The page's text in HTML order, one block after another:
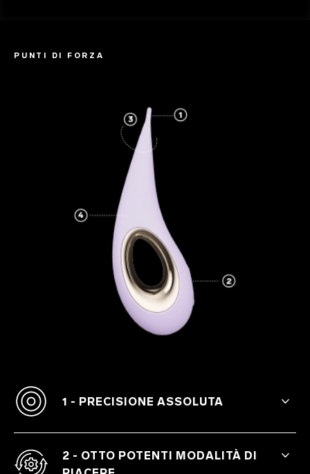
PUNTI DI FORZA
1 - PRECISIONE ASSOLUTA
La forma appuntita ti permette di
stimolare con precisione qualsiasi zona
erogena grazie alla punta morbida e
2 - OTTO POTENTI MODALITÀ DI